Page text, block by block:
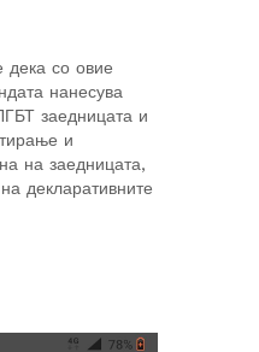
дека со овие
нанесува
заедницата и
и
на заедницата,
декларативните